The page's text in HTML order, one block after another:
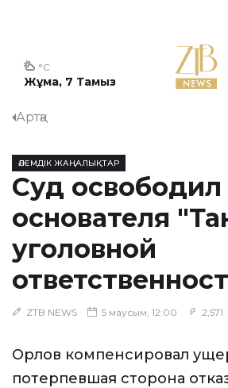
Жұма, 7 Тамыз
°C
Артқа
ӘЛЕМДІК ЖАҢАЛЫҚТАР
Суд освободил
основателя
уголовной
ZTB NEWS 5 маусым, 12:00 2,571
Орлов компенсировал
потерпевшая сторона